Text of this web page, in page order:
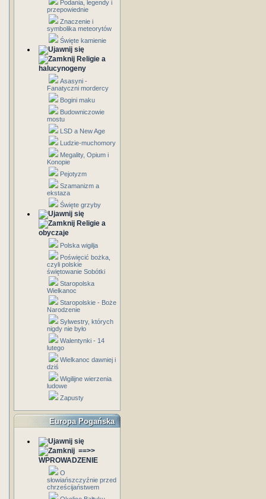
Podania, legendy i
przepowiednie
Znaczenie i
symbolika meteorytów
Święte kamienie
Religie a
halucynogeny
Asasyni -
Fanatyczni mordercy
Bogini maku
Budowniczowie
mostu
LSD a New Age
Ludzie-muchomory
Megality, Opium i
Konopie
Pejotyzm
Szamanizm a
ekstaza
Święte grzyby
Religie a
obyczaje
Polska wigilja
Poświęcić bożka,
czyli polskie
świętowanie Sobótki
Staropolska
Wielkanoc
Staropolskie - Boże
Narodzenie
Sylwestry, których
nigdy nie było
Walentynki - 14
lutego
Wielkanoc dawniej i
dziś
Wigilijne wierzenia
ludowe
Zapusty
Europa Pogańska
==>>
WPROWADZENIE
O
słowiańszczyźnie przed
chrześcijaństwem